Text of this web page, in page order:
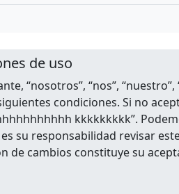
de uso
“nosotros”, “nos”,
condiciones. Si no
kkkkkkkkk”.
su responsabilidad revisar
cambios constituye su